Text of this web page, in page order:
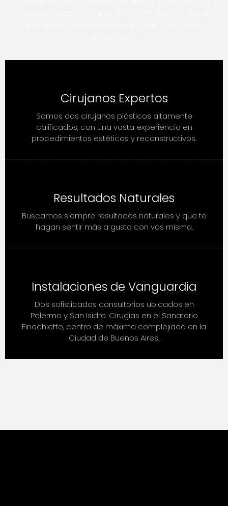
Cirujanos Expertos
Somos dos cirujanos plásticos altamente
calificados, con una vasta experiencia en
procedimientos estéticos y reconstructivos.
Resultados Naturales
Buscamos siempre resultados naturales y que te
hagan sentir más a gusto con vos misma.
Instalaciones de Vanguardia
Dos sofisticados consultorios ubicados en
Palermo y San Isidro. Cirugías en el Sanatorio
Finochietto, centro de máxima complejidad en la
Ciudad de Buenos Aires.